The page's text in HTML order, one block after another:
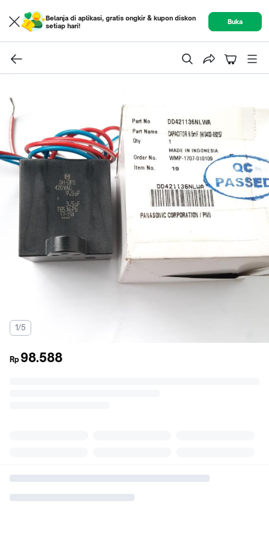
Belanja di aplikasi, gratis ongkir & kupon diskon
setiap hari!
Buka
1/5
Rp 98.588